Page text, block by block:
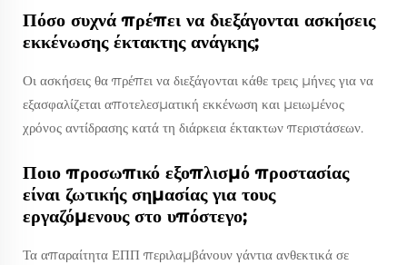
Πόσο συχνά πρέπει να διεξάγονται ασκήσεις
εκκένωσης έκτακτης ανάγκης;
Οι ασκήσεις θα πρέπει να διεξάγονται κάθε τρεις μήνες για να
εξασφαλίζεται αποτελεσματική εκκένωση και μειωμένος
χρόνος αντίδρασης κατά τη διάρκεια έκτακτων περιστάσεων.
Ποιο προσωπικό εξοπλισμό προστασίας
είναι ζωτικής σημασίας για τους
εργαζόμενους στο υπόστεγο;
Τα απαραίτητα ΕΠΠ περιλαμβάνουν γάντια ανθεκτικά σε